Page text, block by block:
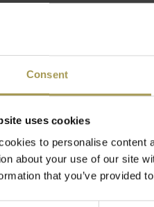
Consent
uses cookies
to personalise content
about your use of our site
that you’ve provided